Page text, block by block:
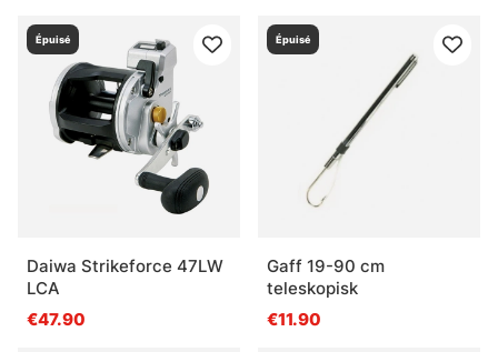
Épuisé
Daiwa Strikeforce 47LW
LCA
€47.90
Épuisé
Gaff 19-90 cm
teleskopisk
€11.90